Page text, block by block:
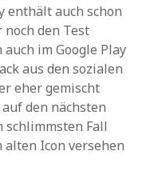
enthält auch schon
den Test
im Google Play
aus den sozialen
eher gemischt
den nächsten
schlimmsten Fall
Icon versehen